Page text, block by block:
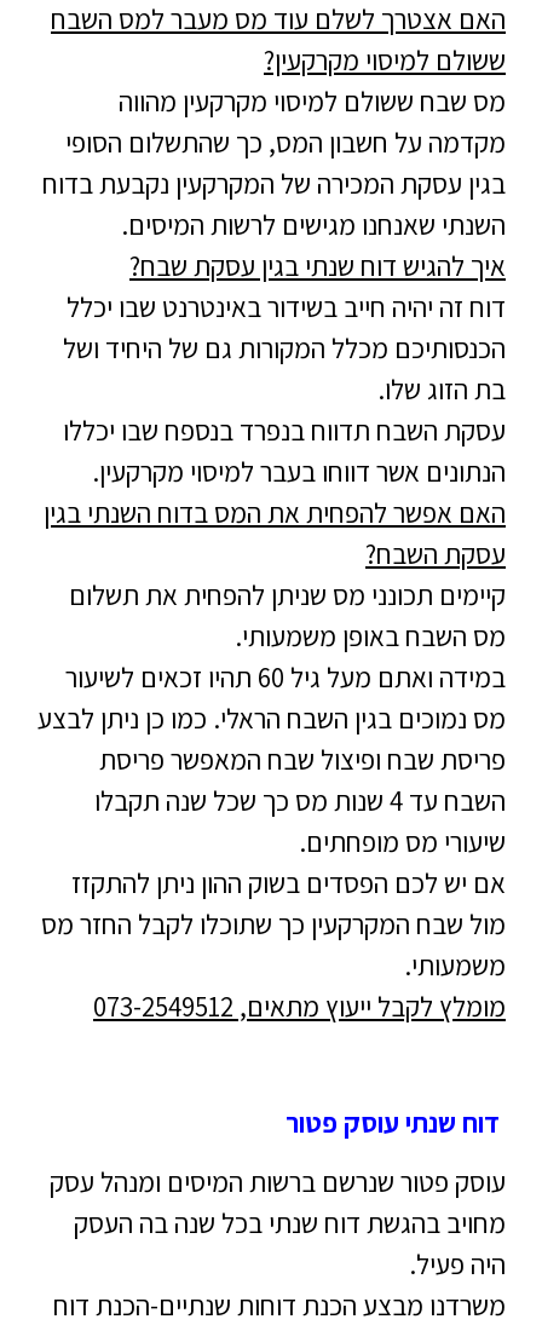
האם אצטרך לשלם עוד מס מעבר למס השבח
ששולם למיסוי מקרקעין?
מס שבח ששולם למיסוי מקרקעין מהווה
מקדמה על חשבון המס, כך שהתשלום הסופי
בגין עסקת המכירה של המקרקעין נקבעת בדוח
השנתי שאנחנו מגישים לרשות המיסים.
איך להגיש דוח שנתי בגין עסקת שבח?
דוח זה יהיה חייב בשידור באינטרנט שבו יכלל
הכנסותיכם מכלל המקורות גם של היחיד ושל
בת הזוג שלו.
עסקת השבח תדווח בנפרד בנספח שבו יכללו
הנתונים אשר דווחו בעבר למיסוי מקרקעין.
האם אפשר להפחית את המס בדוח השנתי בגין
עסקת השבח?
קיימים תכונני מס שניתן להפחית את תשלום
מס השבח באופן משמעותי.
במידה ואתם מעל גיל 60 תהיו זכאים לשיעור
מס נמוכים בגין השבח הראלי. כמו כן ניתן לבצע
פריסת שבח ופיצול שבח המאפשר פריסת
השבח עד 4 שנות מס כך שכל שנה תקבלו
שיעורי מס מופחתים.
אם יש לכם הפסדים בשוק ההון ניתן להתקזז
מול שבח המקרקעין כך שתוכלו לקבל החזר מס
משמעותי.
מומלץ לקבל ייעוץ מתאים, 073-2549512
דוח שנתי עוסק פטור
עוסק פטור שנרשם ברשות המיסים ומנהל עסק
מחויב בהגשת דוח שנתי בכל שנה בה העסק
היה פעיל.
משרדנו מבצע הכנת דוחות שנתיים-הכנת דוח